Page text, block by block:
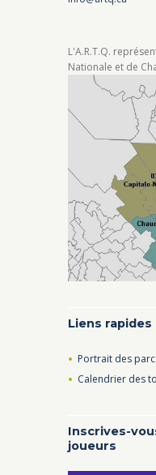
L'A.R.T.Q.
Nationale et de
Liens rapides
Portrait des
Calendrier des
Inscrives-
joueurs